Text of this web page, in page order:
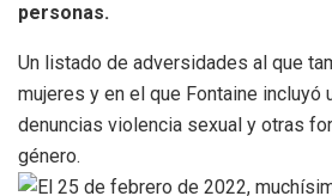
personas.
Un listado de adversidades al que
mujeres y en el que Fontaine incluyó
denuncias violencia sexual y otras
género.